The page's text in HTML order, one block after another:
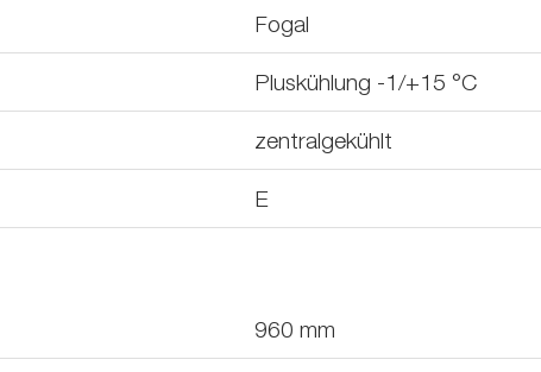
Fogal
Pluskühlung -1/+15 °C
zentralgekühlt
E
960 mm